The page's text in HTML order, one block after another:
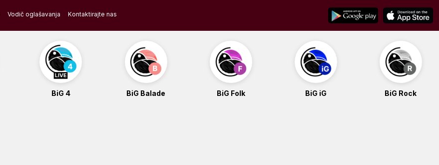
Vodič oglašavanja Kontaktirajte nas
BiG 4 BiG Balade BiG Folk BiG iG BiG Rock